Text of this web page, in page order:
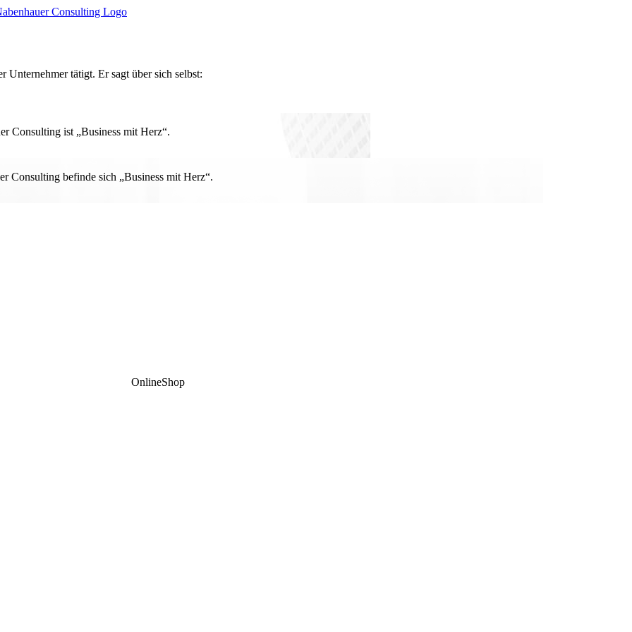
Unternehmer tätigt. Er sagt über sich selbst:
Consulting ist „Business mit Herz“.
Consulting befinde sich „Business mit Herz“.
OnlineShop